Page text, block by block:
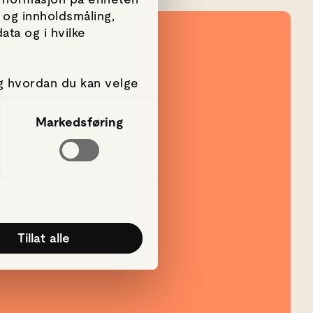
innholdsmåling,
og i hvilke
hvordan du kan velge
for å levere sosiale
Markedsføring
Tillat alle